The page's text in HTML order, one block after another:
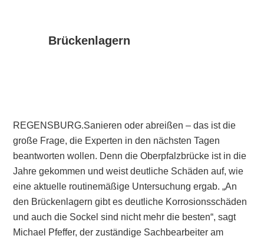
Brückenlagern
REGENSBURG.Sanieren oder abreißen – das ist die
große Frage, die Experten in den nächsten Tagen
beantworten wollen. Denn die Oberpfalzbrücke ist in die
Jahre gekommen und weist deutliche Schäden auf, wie
eine aktuelle routinemäßige Untersuchung ergab. „An
den Brückenlagern gibt es deutliche Korrosionsschäden
und auch die Sockel sind nicht mehr die besten“, sagt
Michael Pfeffer, der zuständige Sachbearbeiter am